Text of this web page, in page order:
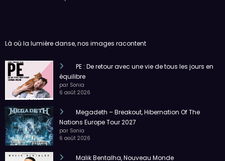
Nations Europe Tour 2027
par Sonia
6 août 2026
par Sonia
4 août 2026
par Sonia